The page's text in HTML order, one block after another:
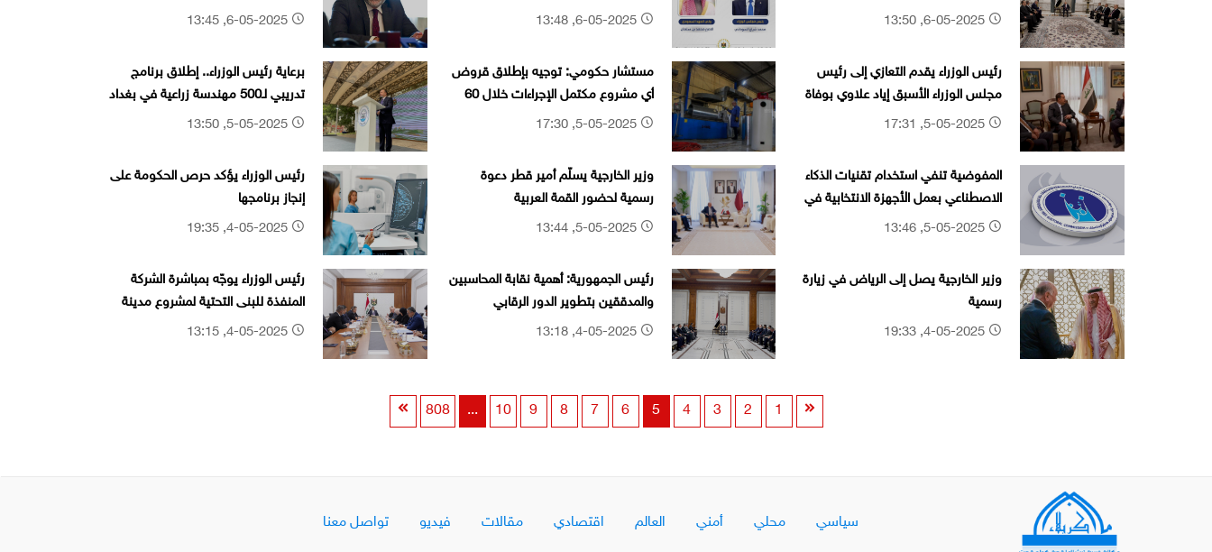
برؤية موحدة
6-05-2025, 13:48
والقرارات المصيرية
رئيس الوزراء يقدم التعازي إلى رئيس
مجلس الوزراء الأسبق إياد علاوي بوفاة
نجله
مستشار حكومي: توجيه بإطلاق قروض
أي مشروع مكتمل الإجراءات خلال 60
يوماً
5-05-2025, 17:30
برعاية رئيس الوزراء.. إطلاق برنامج
تدريبي لـ500 مهندسة زراعية في بغداد
المفوضية تنفي استخدام تقنيات الذكاء
الاصطناعي بعمل الأجهزة الانتخابية في
يوم الاقتراع
وزير الخارجية يسلّم أمير قطر دعوة
رسمية لحضور القمة العربية
5-05-2025, 13:44
‏رئيس الوزراء يؤكد حرص الحكومة على
إنجاز برنامجها
وزير الخارجية يصل إلى الرياض في زيارة
رسمية
رئيس الجمهورية: أهمية نقابة المحاسبين
والمدققين بتطوير الدور الرقابي
بمؤسسات الدولة كافة
4-05-2025, 13:18
رئيس الوزراء يوجّه بمباشرة الشركة
المنفذة للبنى التحتية لمشروع مدينة
الصدر الجديدة
1
2
3
4
5
6
7
8
9
10
...
808
سياسي محلي أمني العالم اقتصادي مقالات فيديو تواصل معنا